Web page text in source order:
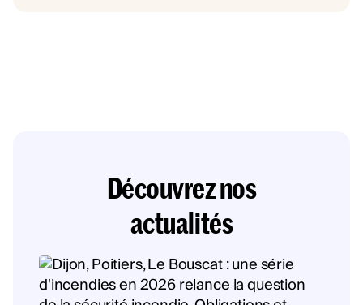
Découvrez nos
actualités